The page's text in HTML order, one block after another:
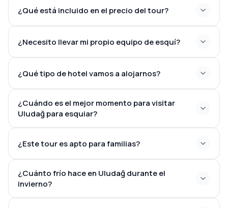
¿Qué está incluido en el precio del tour?
¿Necesito llevar mi propio equipo de esquí?
¿Qué tipo de hotel vamos a alojarnos?
¿Cuándo es el mejor momento para visitar
Uludağ para esquiar?
¿Este tour es apto para familias?
¿Cuánto frío hace en Uludağ durante el
invierno?